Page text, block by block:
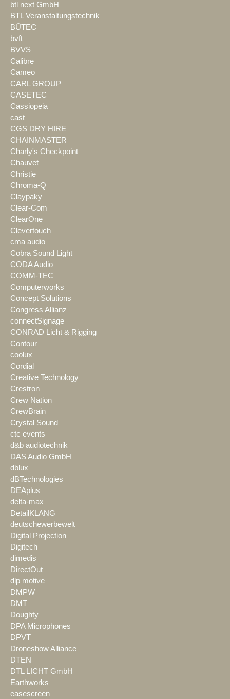
btl next GmbH
BTL Veranstaltungstechnik
BÜTEC
bvft
BVVS
Calibre
Cameo
CARL GROUP
CASETEC
Cassiopeia
cast
CGS DRY HIRE
CHAINMASTER
Charly's Checkpoint
Chauvet
Christie
Chroma-Q
Claypaky
Clear-Com
ClearOne
Clevertouch
cma audio
Cobra Sound Light
CODA Audio
COMM-TEC
Computerworks
Concept Solutions
Congress Allianz
connectSignage
CONRAD Licht & Rigging
Contour
coolux
Cordial
Creative Technology
Crestron
Crew Nation
CrewBrain
Crystal Sound
ctc events
d&b audiotechnik
DAS Audio GmbH
dblux
dBTechnologies
DEAplus
delta-max
DetailKLANG
deutschewerbewelt
Digital Projection
Digitech
dimedis
DirectOut
dlp motive
DMPW
DMT
Doughty
DPA Microphones
DPVT
Droneshow Alliance
DTEN
DTL LICHT GmbH
Earthworks
easescreen